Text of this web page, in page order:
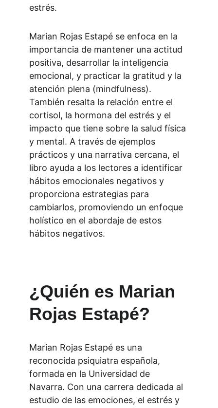
estrés.
Marian Rojas Estapé se enfoca en la
importancia de mantener una actitud
positiva, desarrollar la inteligencia
emocional, y practicar la gratitud y la
atención plena (mindfulness).
También resalta la relación entre el
cortisol, la hormona del estrés y el
impacto que tiene sobre la salud física
y mental. A través de ejemplos
prácticos y una narrativa cercana, el
libro ayuda a los lectores a identificar
hábitos emocionales negativos y
proporciona estrategias para
cambiarlos, promoviendo un enfoque
holístico en el abordaje de estos
hábitos negativos.
¿Quién es Marian
Rojas Estapé?
Marian Rojas Estapé es una
reconocida psiquiatra española,
formada en la Universidad de
Navarra. Con una carrera dedicada al
estudio de las emociones, el estrés y